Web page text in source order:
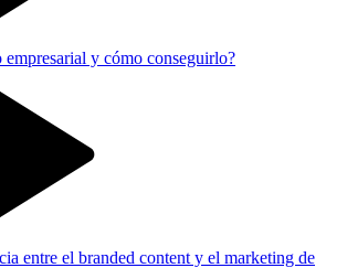
empresarial y cómo conseguirlo?
entre el branded content y el marketing de